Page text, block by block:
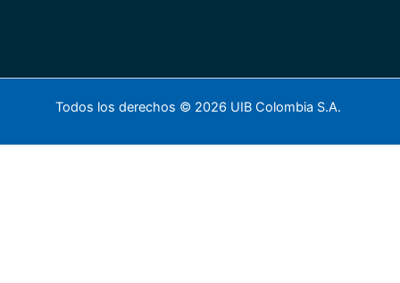
Todos los derechos © 2026 UIB Colombia S.A.